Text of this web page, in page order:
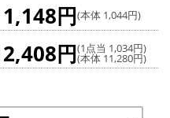
1,148円(本体 1,044円)
円(1点当 1,034円)
(本体 11,280円)